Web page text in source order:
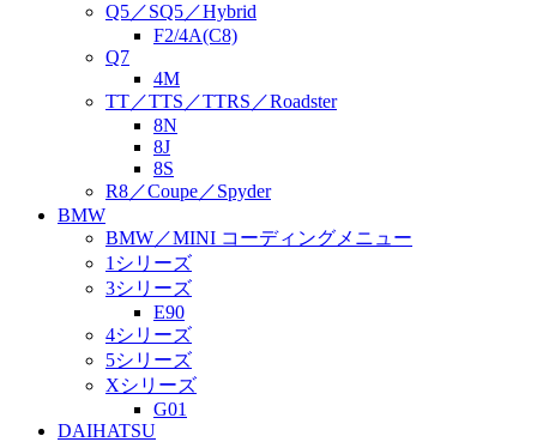
Q5／SQ5／Hybrid
F2/4A(C8)
Q7
4M
TT／TTS／TTRS／Roadster
8N
8J
8S
R8／Coupe／Spyder
BMW
BMW／MINI コーディングメニュー
1シリーズ
3シリーズ
E90
4シリーズ
5シリーズ
Xシリーズ
G01
DAIHATSU